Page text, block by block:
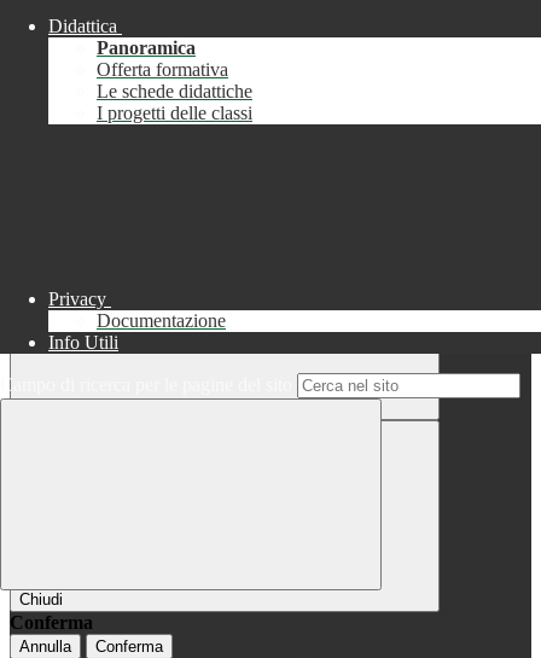
Chiudi
Informazione
Chiudi
Conferma
Annulla Conferma
Didattica
Panoramica
Offerta formativa
Le schede didattiche
I progetti delle classi
Privacy
Documentazione
Info Utili
Campo di ricerca per le pagine del sito